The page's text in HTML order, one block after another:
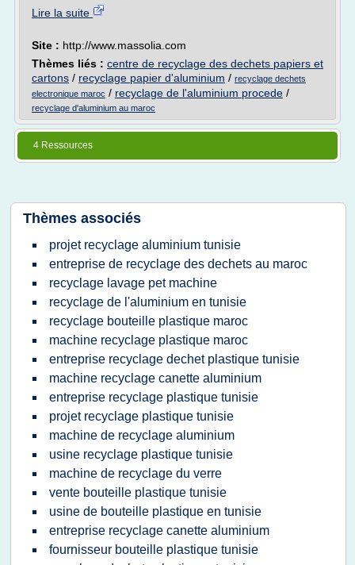
Lire la suite
Site : http://www.massolia.com
Thèmes liés : centre de recyclage des dechets papiers et
cartons / recyclage papier d'aluminium / recyclage dechets
electronique maroc / recyclage de l'aluminium procede /
recyclage d'aluminium au maroc
4 Ressources
Thèmes associés
projet recyclage aluminium tunisie
entreprise de recyclage des dechets au maroc
recyclage lavage pet machine
recyclage de l'aluminium en tunisie
recyclage bouteille plastique maroc
machine recyclage plastique maroc
entreprise recyclage dechet plastique tunisie
machine recyclage canette aluminium
entreprise recyclage plastique tunisie
projet recyclage plastique tunisie
machine de recyclage aluminium
usine recyclage plastique tunisie
machine de recyclage du verre
vente bouteille plastique tunisie
usine de bouteille plastique en tunisie
entreprise recyclage canette aluminium
fournisseur bouteille plastique tunisie